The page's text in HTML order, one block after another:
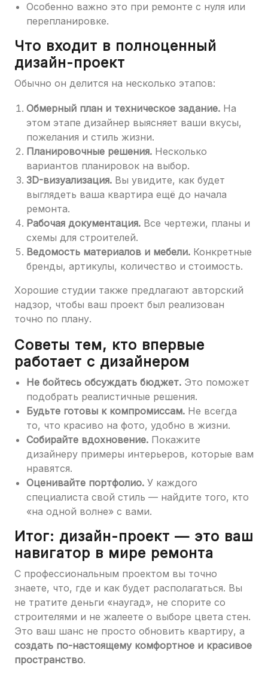
Особенно важно это при ремонте с нуля или
перепланировке.
Что входит в полноценный
дизайн-проект
Обычно он делится на несколько этапов:
Обмерный план и техническое задание. На
этом этапе дизайнер выясняет ваши вкусы,
пожелания и стиль жизни.
Планировочные решения. Несколько
вариантов планировок на выбор.
3D-визуализация. Вы увидите, как будет
выглядеть ваша квартира ещё до начала
ремонта.
Рабочая документация. Все чертежи, планы и
схемы для строителей.
Ведомость материалов и мебели. Конкретные
бренды, артикулы, количество и стоимость.
Хорошие студии также предлагают авторский
надзор, чтобы ваш проект был реализован
точно по плану.
Советы тем, кто впервые
работает с дизайнером
Не бойтесь обсуждать бюджет. Это поможет
подобрать реалистичные решения.
Будьте готовы к компромиссам. Не всегда
то, что красиво на фото, удобно в жизни.
Собирайте вдохновение. Покажите
дизайнеру примеры интерьеров, которые вам
нравятся.
Оценивайте портфолио. У каждого
специалиста свой стиль — найдите того, кто
«на одной волне» с вами.
Итог: дизайн-проект — это ваш
навигатор в мире ремонта
С профессиональным проектом вы точно
знаете, что, где и как будет располагаться. Вы
не тратите деньги «наугад», не спорите со
строителями и не жалеете о выборе цвета стен.
Это ваш шанс не просто обновить квартиру, а
создать по-настоящему комфортное и красивое
пространство.